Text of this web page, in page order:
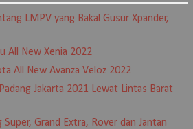
LMPV yang Bakal Gusur Xpander,
All New Xenia 2022
All New Avanza Veloz 2022
Jakarta 2021 Lewat Lintas Barat
Super, Grand Extra, Rover dan Jantan